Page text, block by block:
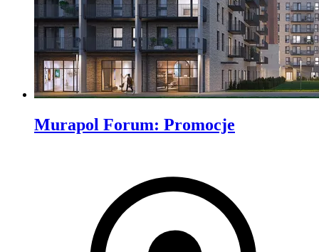
Murapol Forum: Promocje